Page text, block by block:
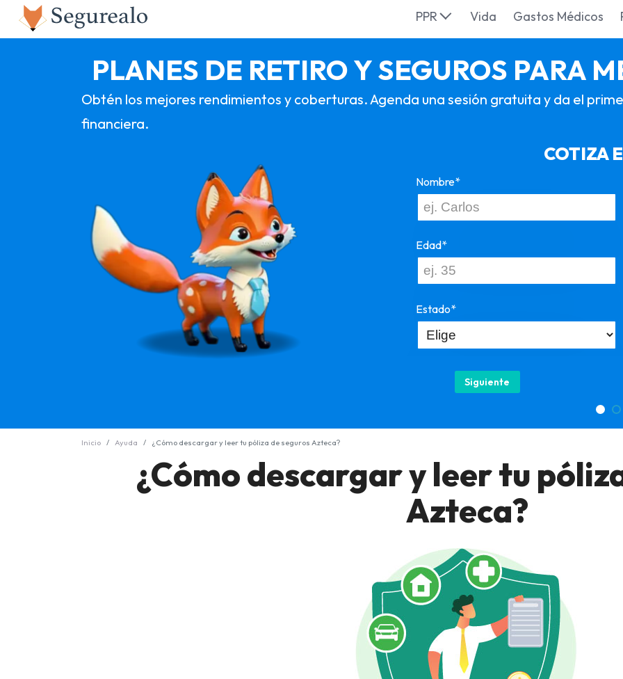
PPR Vida Gastos Médicos
PLANES DE RETIRO Y SEGUROS PARA
Obtén los mejores rendimientos y coberturas. Agenda una sesión gratuita y da el
financiera.
COTIZA
Nombre*
Edad*
Estado*
Siguiente
Inicio Ayuda ¿Cómo descargar y leer tu póliza de seguros Azteca?
¿Cómo descargar y leer tu
Azteca?